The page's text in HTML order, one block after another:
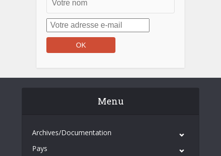
Menu
Archives/Documentation
Pays